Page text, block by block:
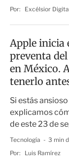
Por:
Excélsior
Apple inicia
preventa
en México.
tenerlo
Si estás
explicamos
de este 23 de
Tecnología
3 min
Por:
Luis Ramírez